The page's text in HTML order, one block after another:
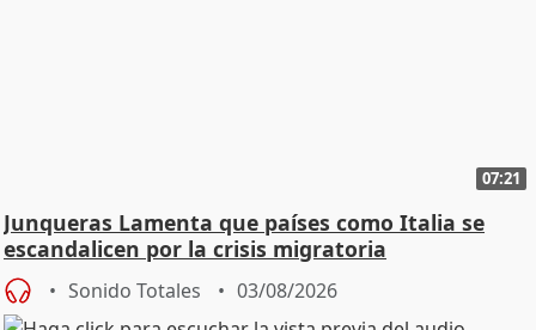
07:21
Junqueras Lamenta que países como Italia se
escandalicen por la crisis migratoria
Sonido Totales 03/08/2026